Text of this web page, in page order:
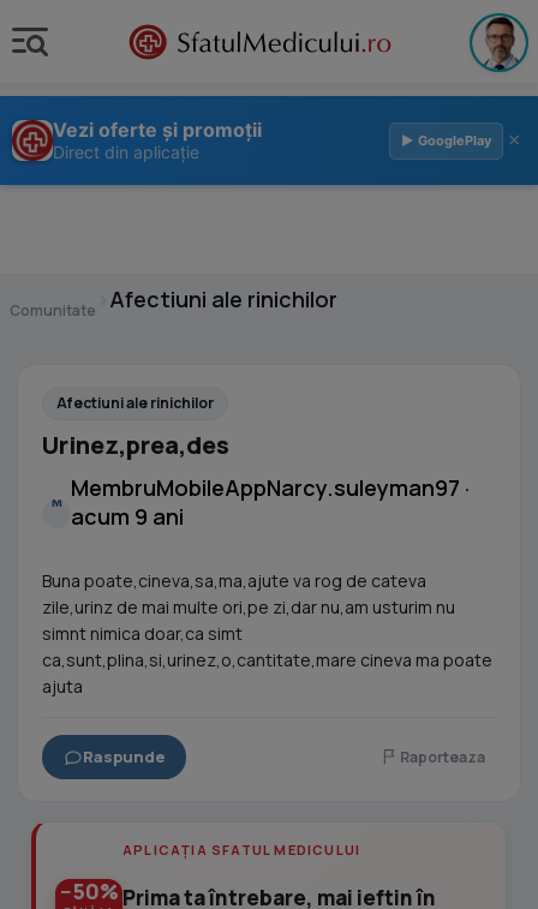
Vezi oferte și promoții
Direct din aplicație
▶ GooglePlay ×
Comunitate Afectiuni ale rinichilor
Afectiuni ale rinichilor
Urinez,prea,des
M
MembruMobileAppNarcy.suleyman97 ·
acum 9 ani
Buna poate,cineva,sa,ma,ajute va rog de cateva
zile,urinz de mai multe ori,pe zi,dar nu,am usturim nu
simnt nimica doar,ca simt
ca,sunt,plina,si,urinez,o,cantitate,mare cineva ma poate
ajuta
Raspunde Raporteaza
−50%
APLICAȚIA SFATUL MEDICULUI
Prima ta întrebare, mai ieftin în